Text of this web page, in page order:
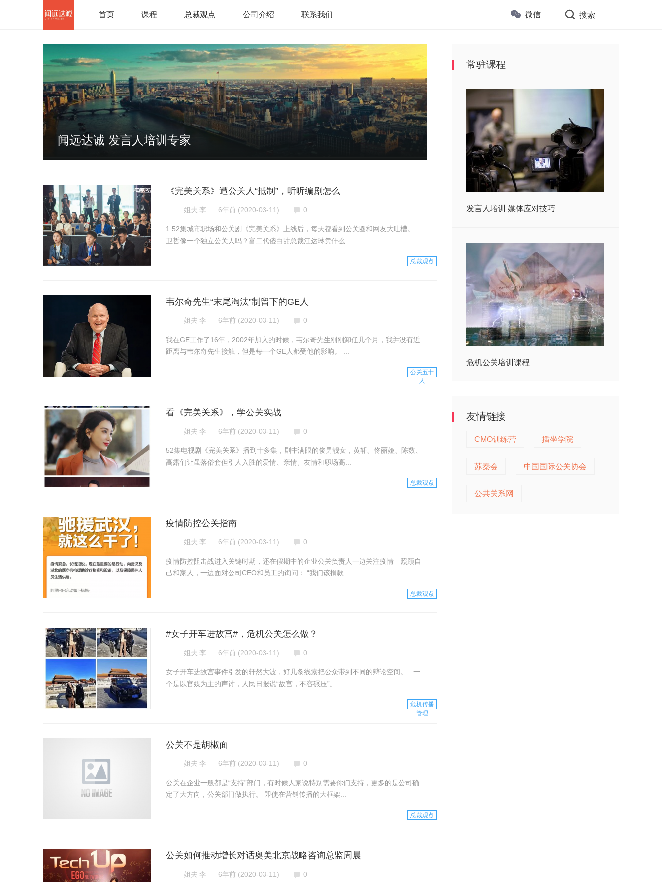
首页 课程 总裁观点 公司介绍 联系我们 微信 搜索
闻远达诚 发言人培训专家
总裁观点
《完美关系》遭公关人“抵制”，听听编剧怎么
姐夫 李 6年前 (2020-03-11) 0
1 52集城市职场和公关剧《完美关系》上线后，每天都看到公关圈和网友大吐槽。
卫哲像一个独立公关人吗？富二代傻白甜总裁江达琳凭什么...
公关五十
人
韦尔奇先生“末尾淘汰”制留下的GE人
姐夫 李 6年前 (2020-03-11) 0
我在GE工作了16年，2002年加入的时候，韦尔奇先生刚刚卸任几个月，我并没有近
距离与韦尔奇先生接触，但是每一个GE人都受他的影响。 ...
总裁观点
看《完美关系》，学公关实战
姐夫 李 6年前 (2020-03-11) 0
52集电视剧《完美关系》播到十多集，剧中满眼的俊男靓女，黄轩、佟丽娅、陈数、
高露们让虽落俗套但引人入胜的爱情、亲情、友情和职场高...
总裁观点
疫情防控公关指南
姐夫 李 6年前 (2020-03-11) 0
疫情防控阻击战进入关键时期，还在假期中的企业公关负责人一边关注疫情，照顾自
己和家人，一边面对公司CEO和员工的询问： “我们该捐款...
危机传播
管理
#女子开车进故宫#，危机公关怎么做？
姐夫 李 6年前 (2020-03-11) 0
女子开车进故宫事件引发的轩然大波，好几条线索把公众带到不同的辩论空间。 一
个是以官媒为主的声讨，人民日报说“故宫，不容碾压”。 ...
总裁观点
公关不是胡椒面
姐夫 李 6年前 (2020-03-11) 0
公关在企业一般都是“支持”部门，有时候人家说特别需要你们支持，更多的是公司确
定了大方向，公关部门做执行。 即使在营销传播的大框架...
公关如何推动增长对话奥美北京战略咨询总监周晨
姐夫 李 6年前 (2020-03-11) 0
常驻课程
发言人培训 媒体应对技巧
危机公关培训课程
友情链接
CMO训练营 插坐学院
苏秦会 中国国际公关协会
公共关系网